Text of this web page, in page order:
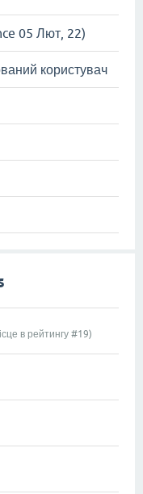
05 Лют, 22)
користувач
в рейтингу #19)